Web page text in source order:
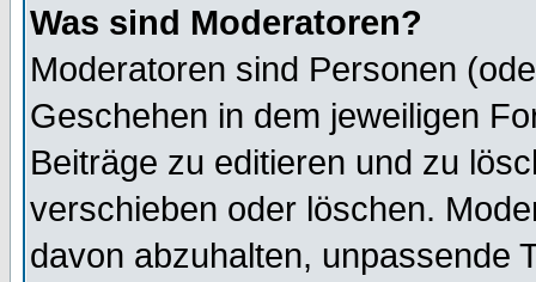
Was sind Moderatoren?
Moderatoren sind Personen
Geschehen in dem jeweiligen
Beiträge zu editieren und zu
verschieben oder löschen.
davon abzuhalten, unpassende